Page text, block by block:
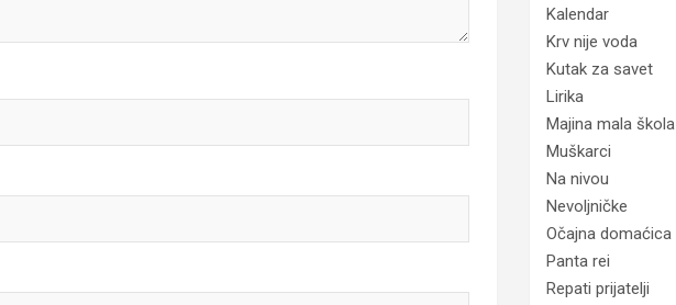
Kalendar
Krv nije voda
Kutak za savet
Lirika
Majina mala škola
Muškarci
Na nivou
Nevoljničke
Očajna domaćica
Panta rei
Repati prijatelji